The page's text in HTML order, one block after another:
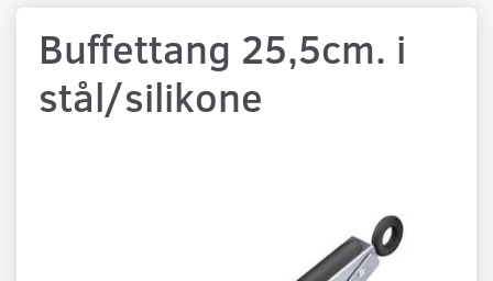
Buffettang 25,5cm. i
stål/silikone